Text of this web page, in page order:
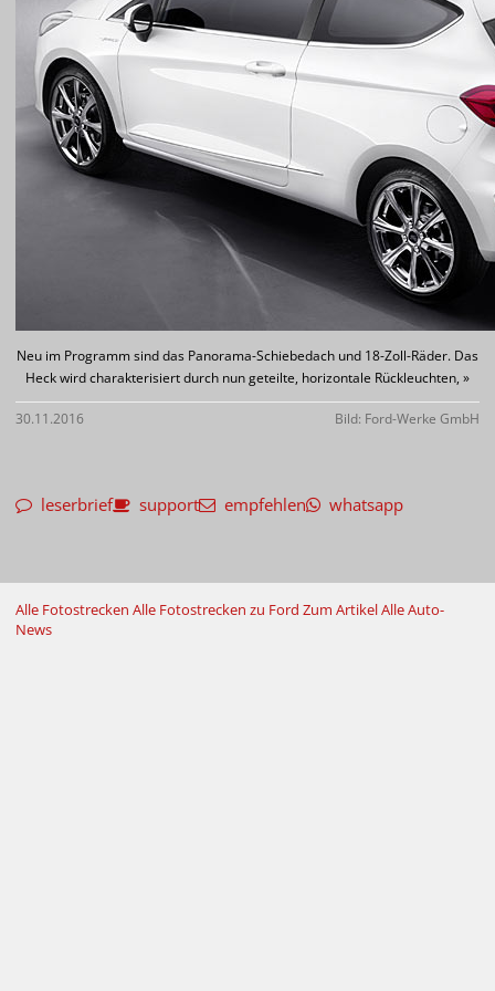
Neu im Programm sind das Panorama-Schiebedach und 18-Zoll-Räder. Das
Heck wird charakterisiert durch nun geteilte, horizontale Rückleuchten, »
30.11.2016 Bild: Ford-Werke GmbH
leserbrief support empfehlen whatsapp
Alle Fotostrecken Alle Fotostrecken zu Ford Zum ArtikelAlle Auto-
News